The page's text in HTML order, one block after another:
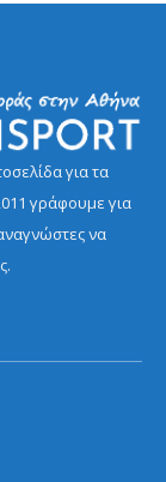
για τα
γράφουμε για
να